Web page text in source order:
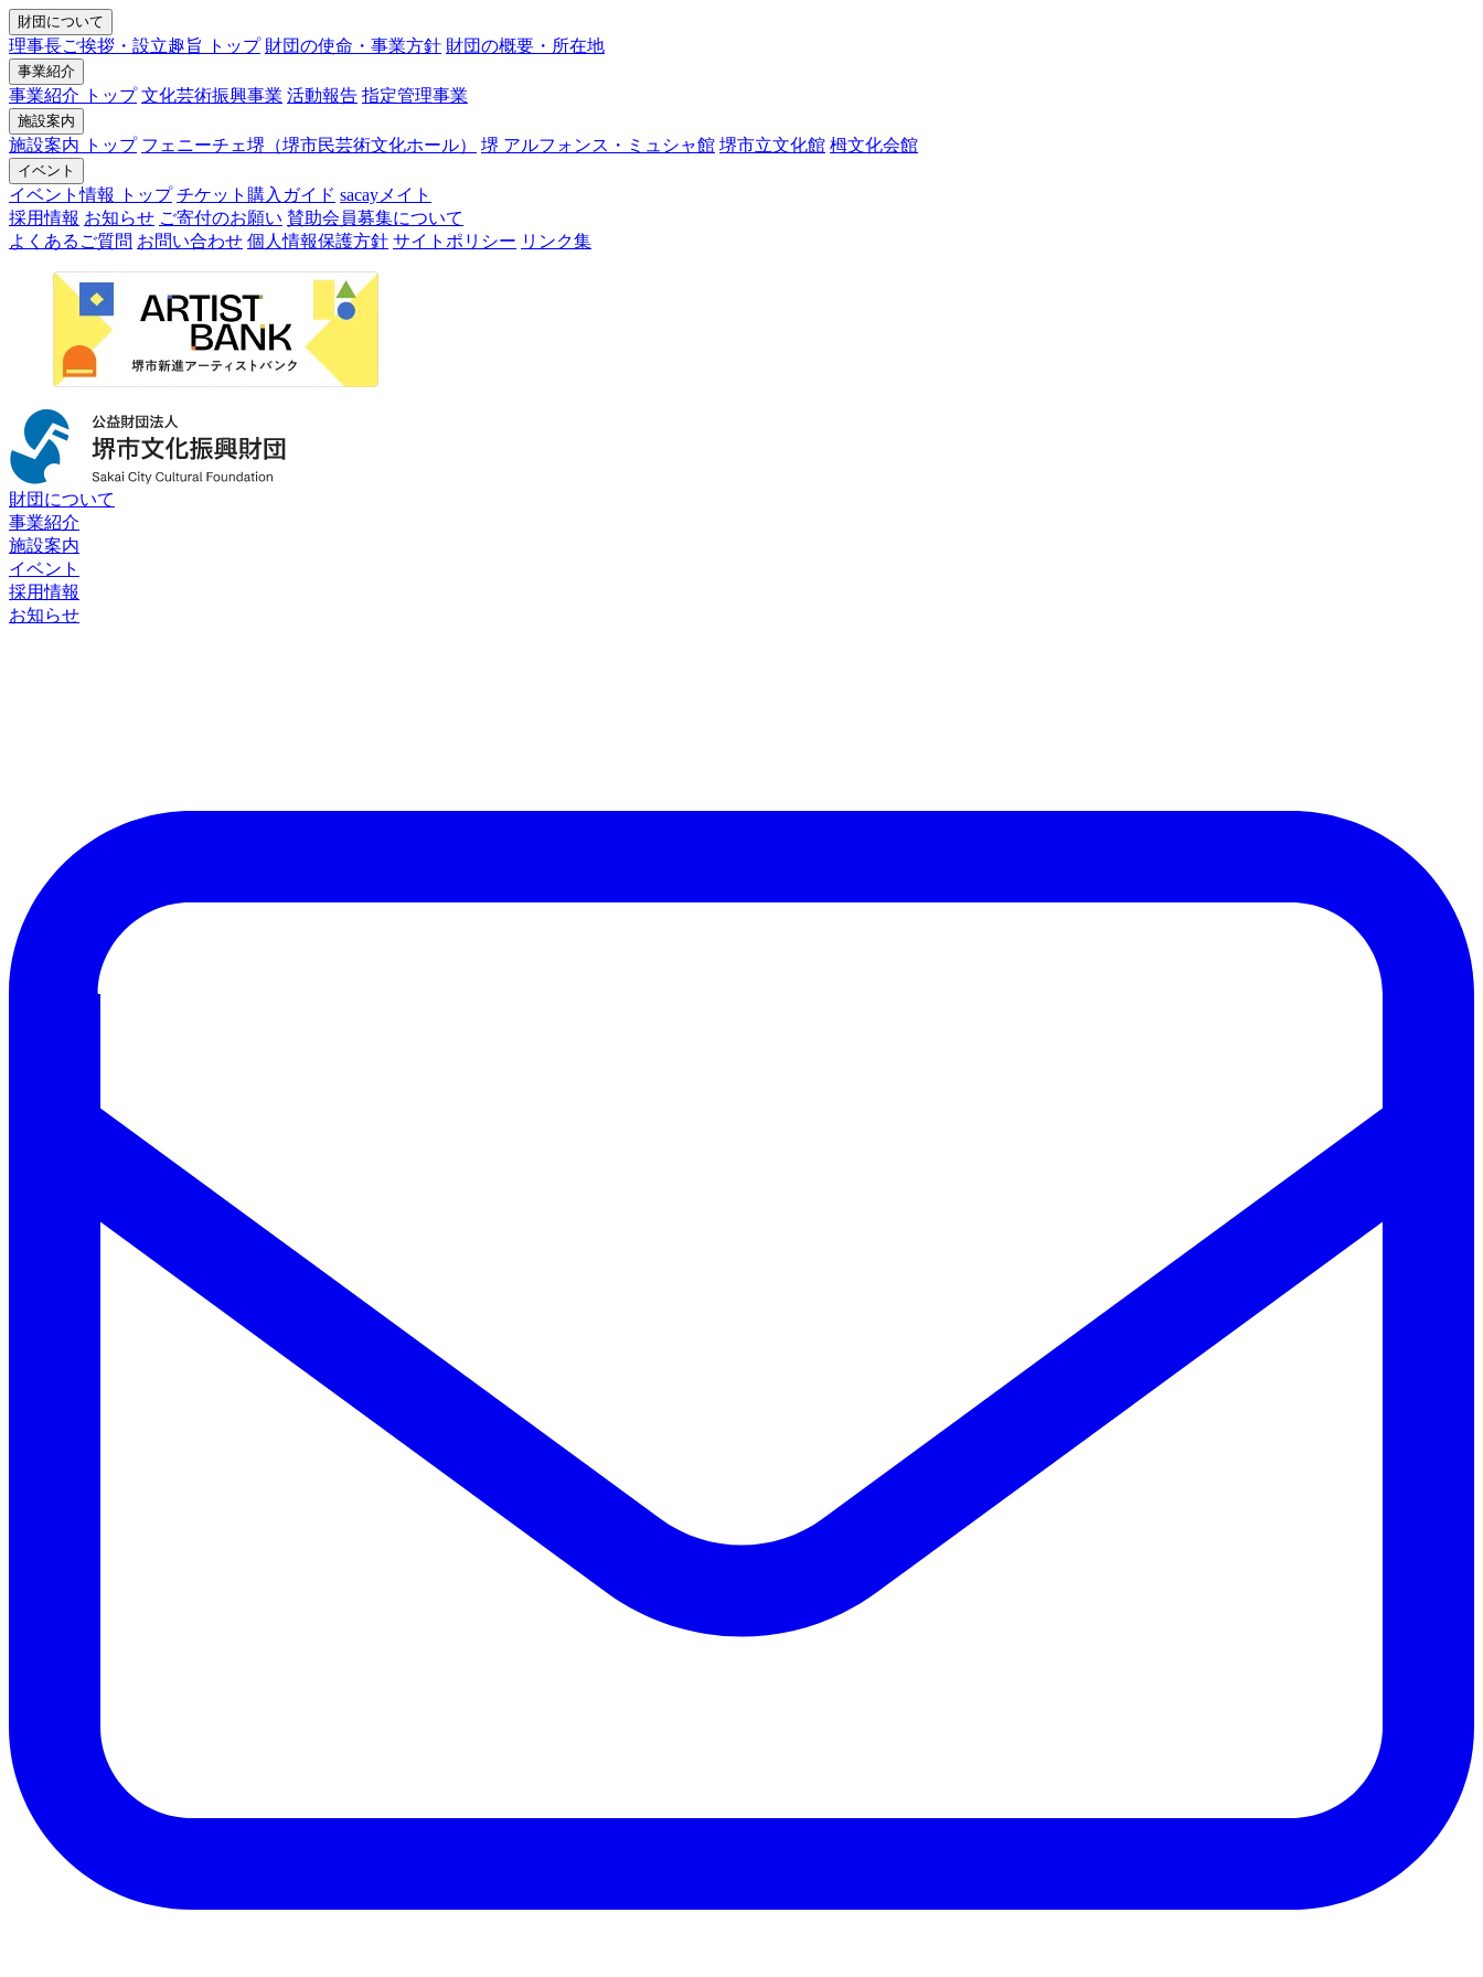
財団について
理事長ご挨拶・設立趣旨 トップ 財団の使命・事業方針 財団の概要・所在地
事業紹介
事業紹介 トップ 文化芸術振興事業 活動報告 指定管理事業
施設案内
施設案内 トップ フェニーチェ堺（堺市民芸術文化ホール） 堺 アルフォンス・ミュシャ館 堺市立文化館 栂文化会館
イベント
イベント情報 トップ チケット購入ガイド sacayメイト
採用情報 お知らせ ご寄付のお願い 賛助会員募集について
よくあるご質問 お問い合わせ 個人情報保護方針 サイトポリシー リンク集
財団について
事業紹介
施設案内
イベント
採用情報
お知らせ